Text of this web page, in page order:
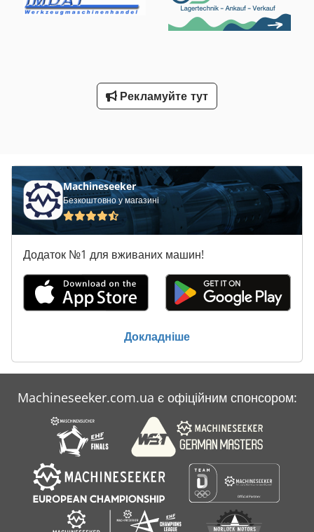
дешевше за нову ціну виробника Інформація: у нас на
складі понад 20 000 позицій DEMAG! Перегляньте також
Рекламуйте тут
Machineseeker
Безкоштовно у магазині
Додаток №1 для вживаних машин!
Докладніше
Machineseeker.com.ua є офіційним спонсором: